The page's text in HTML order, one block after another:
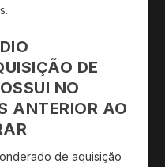
DE
NO
ANTERIOR AO
de aquisição